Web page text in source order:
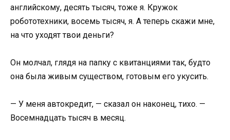
английскому, десять тысяч, тоже я. Кружок
робототехники, восемь тысяч, я. А теперь скажи мне,
на что уходят твои деньги?
Он молчал, глядя на папку с квитанциями так, будто
она была живым существом, готовым его укусить.
— У меня автокредит, — сказал он наконец, тихо. —
Восемнадцать тысяч в месяц.